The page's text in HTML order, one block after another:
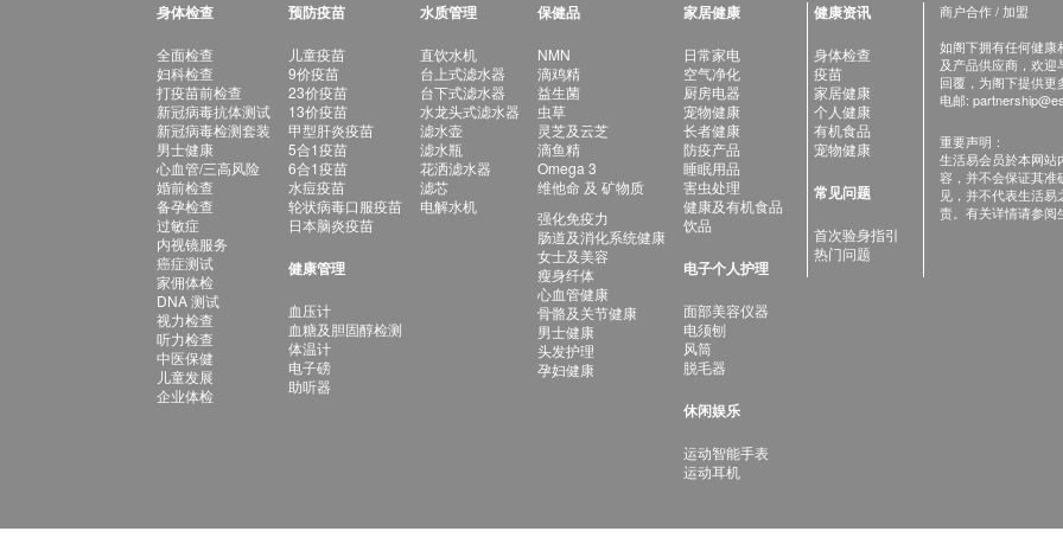
身体检查
全面检查
妇科检查
打疫苗前检查
新冠病毒抗体测试
新冠病毒检测套装
男士健康
心血管/三高风险
婚前检查
备孕检查
过敏症
内视镜服务
癌症测试
家佣体检
DNA 测试
视力检查
听力检查
中医保健
儿童发展
企业体检
预防疫苗
儿童疫苗
9价疫苗
23价疫苗
13价疫苗
甲型肝炎疫苗
5合1疫苗
6合1疫苗
水痘疫苗
轮状病毒口服疫苗
日本脑炎疫苗
健康管理
血压计
血糖及胆固醇检测
体温计
电子磅
助听器
水质管理
直饮水机
台上式滤水器
台下式滤水器
水龙头式滤水器
滤水壶
滤水瓶
花洒滤水器
滤芯
电解水机
保健品
NMN
滴鸡精
益生菌
虫草
灵芝及云芝
滴鱼精
Omega 3
维他命 及 矿物质
强化免疫力
肠道及消化系统健康
女士及美容
瘦身纤体
心血管健康
骨骼及关节健康
男士健康
头发护理
孕妇健康
家居健康
日常家电
空气净化
厨房电器
宠物健康
长者健康
防疫产品
睡眠用品
害虫处理
健康及有机食品
饮品
电子个人护理
面部美容仪器
电须刨
风筒
脱毛器
休闲娱乐
运动智能手表
运动耳机
健康资讯
身体检查
疫苗
家居健康
个人健康
有机食品
宠物健康
常见问题
首次验身指引
热门问题
商户合作 / 加盟
如阁下拥有任何健康
及产品供应商，欢迎
回覆，为阁下提供更
电邮:
重要声明：
生活易会员於本网站
容，并不会保证其准
见，并不代表生活
责。有关详情请参阅